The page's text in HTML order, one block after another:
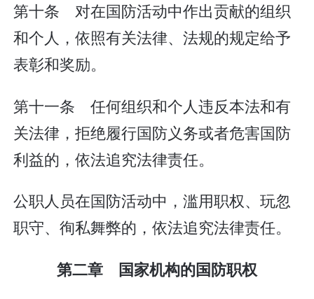
第十条 对在国防活动中作出贡献的组织
和个人，依照有关法律、法规的规定给予
表彰和奖励。
第十一条 任何组织和个人违反本法和有
关法律，拒绝履行国防义务或者危害国防
利益的，依法追究法律责任。
公职人员在国防活动中，滥用职权、玩忽
职守、徇私舞弊的，依法追究法律责任。
第二章 国家机构的国防职权